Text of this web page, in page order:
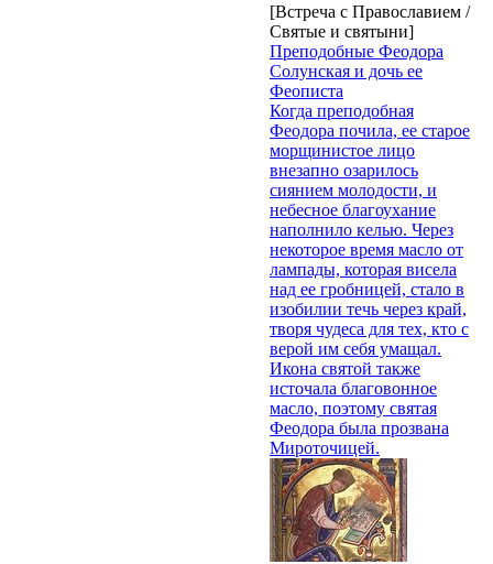
[Встреча с Православием /
Святые и святыни]
Преподобные Феодора
Солунская и дочь ее
Феописта
Когда преподобная
Феодора почила, ее старое
морщинистое лицо
внезапно озарилось
сиянием молодости, и
небесное благоухание
наполнило келью. Через
некоторое время масло от
лампады, которая висела
над ее гробницей, стало в
изобилии течь через край,
творя чудеса для тех, кто с
верой им себя умащал.
Икона святой также
источала благовонное
масло, поэтому святая
Феодора была прозвана
Мироточицей.